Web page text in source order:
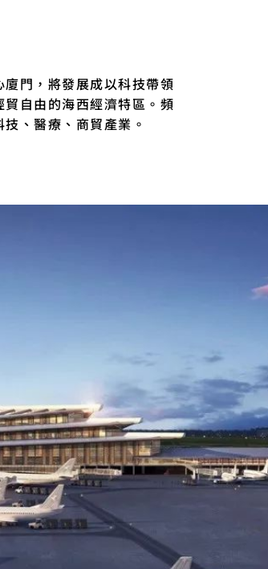
門，將發展成以科技帶領
自由的海西經濟特區。頻
、醫療、商貿產業。